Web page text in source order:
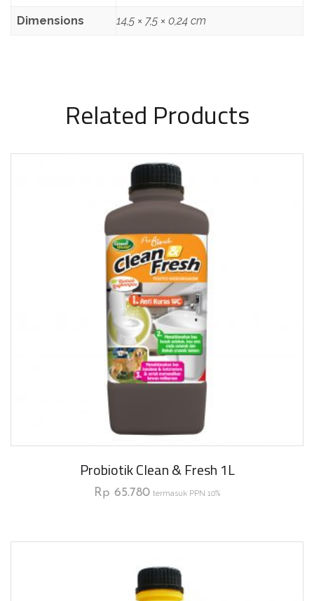
Dimensions 14,5 × 7,5 × 0,24 cm
Related Products
Probiotik Clean & Fresh 1L
Rp 65.780 termasuk PPN 10%